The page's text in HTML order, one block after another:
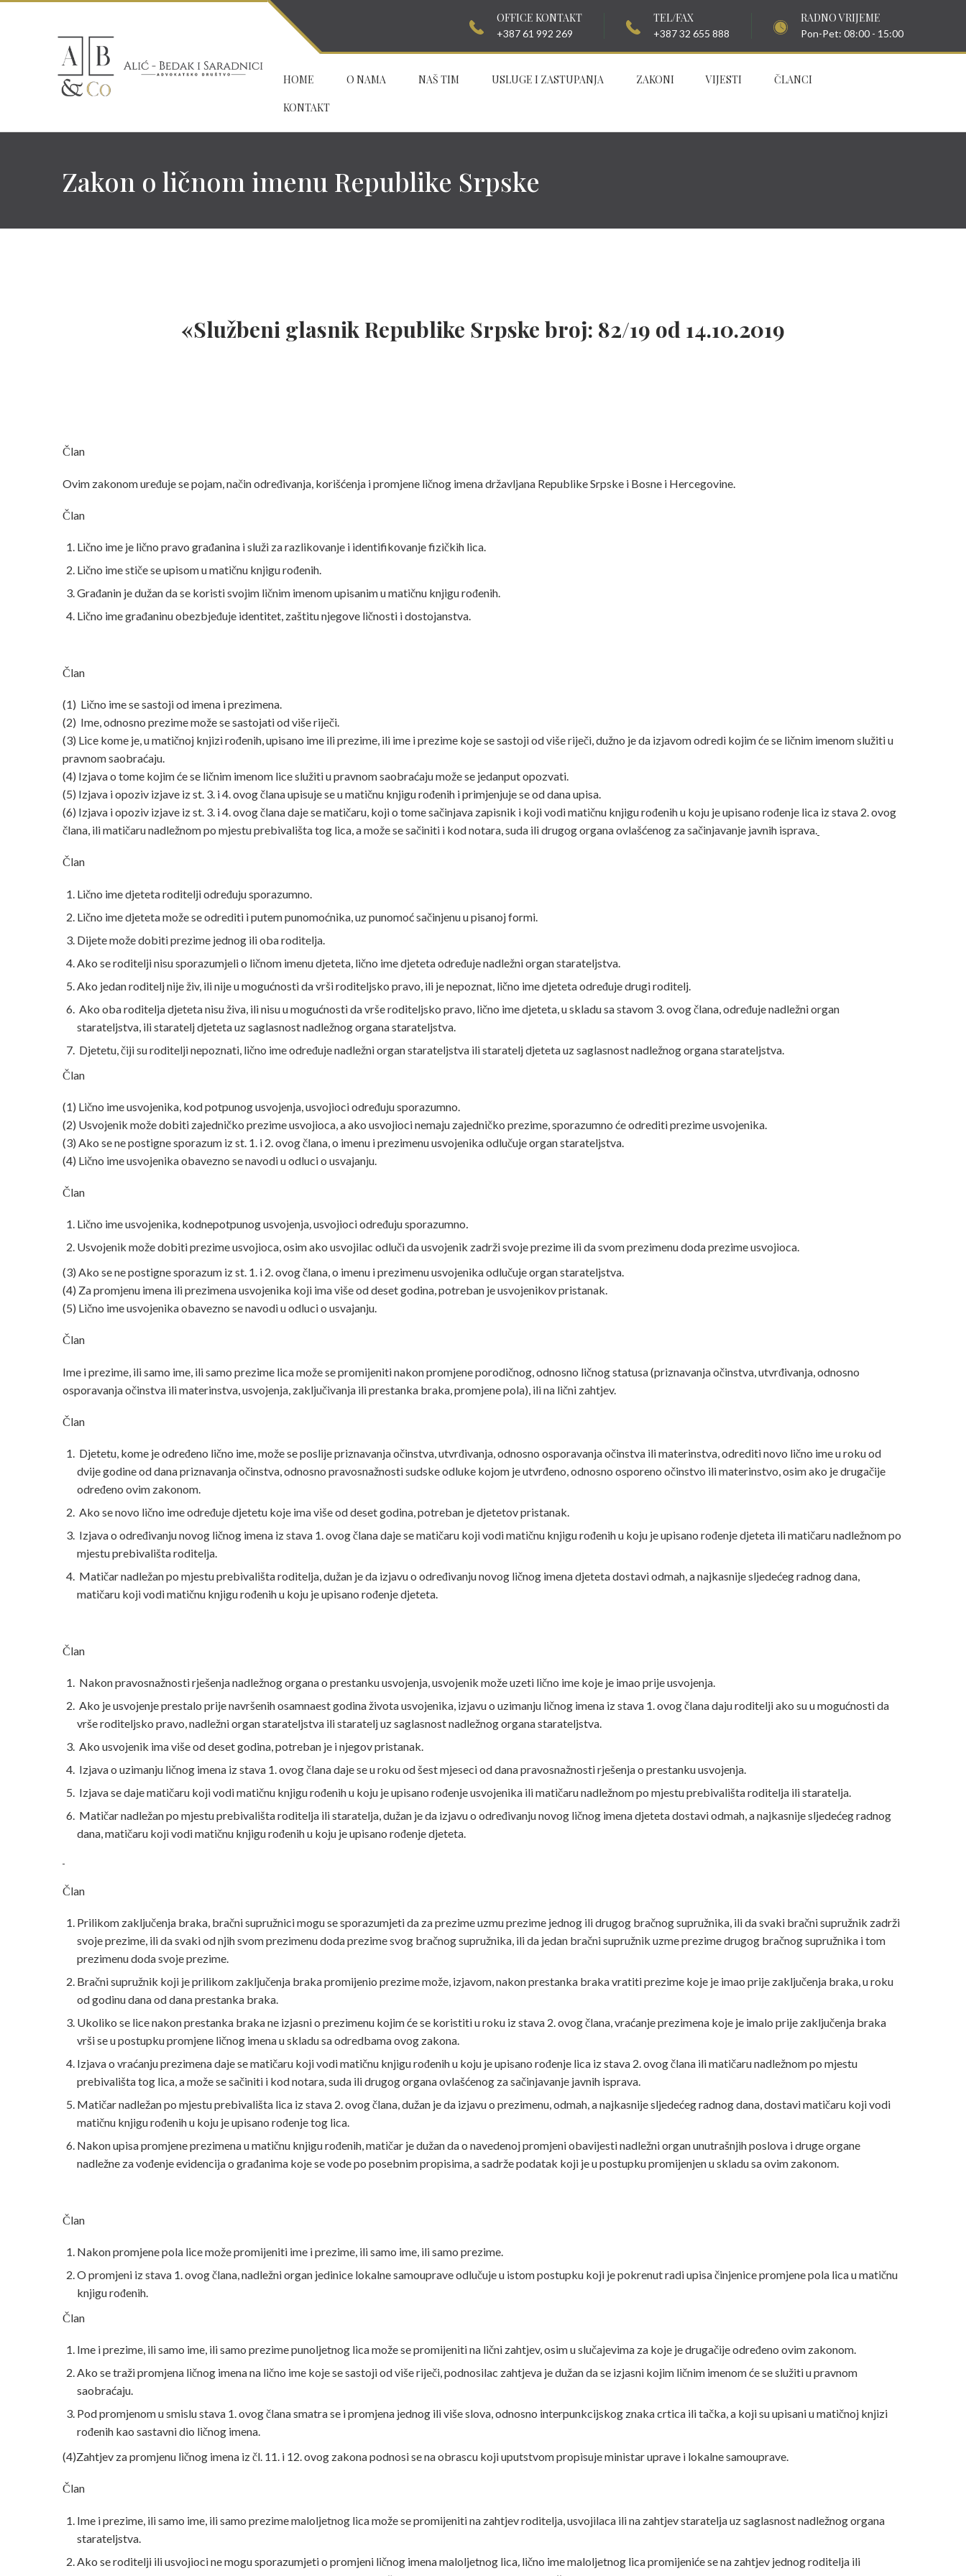
OFFICE KONTAKT
+387 61 992 269
TEL/FAX
+387 32 655 888
RADNO VRIJEME
Pon-Pet: 08:00 - 15:00
HOME O NAMA NAŠ TIM USLUGE I ZASTUPANJA ZAKONI VIJESTI ČLANCI
KONTAKT
Zakon o ličnom imenu Republike Srpske
«Službeni glasnik Republike Srpske broj: 82/19 od 14.10.2019
Član
Ovim zakonom uređuje se pojam, način određivanja, korišćenja i promjene ličnog imena državljana Republike Srpske i Bosne i Hercegovine.
Član
Lično ime je lično pravo građanina i služi za razlikovanje i identifikovanje fizičkih lica.
Lično ime stiče se upisom u matičnu knjigu rođenih.
Građanin je dužan da se koristi svojim ličnim imenom upisanim u matičnu knjigu rođenih.
Lično ime građaninu obezbjeđuje identitet, zaštitu njegove ličnosti i dostojanstva.
Član
(1) Lično ime se sastoji od imena i prezimena.
(2) Ime, odnosno prezime može se sastojati od više riječi.
(3) Lice kome je, u matičnoj knjizi rođenih, upisano ime ili prezime, ili ime i prezime koje se sastoji od više riječi, dužno je da izjavom odredi kojim će se ličnim imenom služiti u
pravnom saobraćaju.
(4) Izjava o tome kojim će se ličnim imenom lice služiti u pravnom saobraćaju može se jedanput opozvati.
(5) Izjava i opoziv izjave iz st. 3. i 4. ovog člana upisuje se u matičnu knjigu rođenih i primjenjuje se od dana upisa.
(6) Izjava i opoziv izjave iz st. 3. i 4. ovog člana daje se matičaru, koji o tome sačinjava zapisnik i koji vodi matičnu knjigu rođenih u koju je upisano rođenje lica iz stava 2. ovog
člana, ili matičaru nadležnom po mjestu prebivališta tog lica, a može se sačiniti i kod notara, suda ili drugog organa ovlašćenog za sačinjavanje javnih isprava.
Član
Lično ime djeteta roditelji određuju sporazumno.
Lično ime djeteta može se odrediti i putem punomoćnika, uz punomoć sačinjenu u pisanoj formi.
Dijete može dobiti prezime jednog ili oba roditelja.
Ako se roditelji nisu sporazumjeli o ličnom imenu djeteta, lično ime djeteta određuje nadležni organ starateljstva.
Ako jedan roditelj nije živ, ili nije u mogućnosti da vrši roditeljsko pravo, ili je nepoznat, lično ime djeteta određuje drugi roditelj.
Ako oba roditelja djeteta nisu živa, ili nisu u mogućnosti da vrše roditeljsko pravo, lično ime djeteta, u skladu sa stavom 3. ovog člana, određuje nadležni organ
starateljstva, ili staratelj djeteta uz saglasnost nadležnog organa starateljstva.
Djetetu, čiji su roditelji nepoznati, lično ime određuje nadležni organ starateljstva ili staratelj djeteta uz saglasnost nadležnog organa starateljstva.
Član
(1) Lično ime usvojenika, kod potpunog usvojenja, usvojioci određuju sporazumno.
(2) Usvojenik može dobiti zajedničko prezime usvojioca, a ako usvojioci nemaju zajedničko prezime, sporazumno će odrediti prezime usvojenika.
(3) Ako se ne postigne sporazum iz st. 1. i 2. ovog člana, o imenu i prezimenu usvojenika odlučuje organ starateljstva.
(4) Lično ime usvojenika obavezno se navodi u odluci o usvajanju.
Član
Lično ime usvojenika, kodnepotpunog usvojenja,usvojioci određuju sporazumno.
Usvojenik može dobiti prezime usvojioca, osim ako usvojilac odluči da usvojenik zadrži svoje prezime ili da svom prezimenu doda prezime usvojioca.
(3) Ako se ne postigne sporazum iz st. 1. i 2. ovog člana, o imenu i prezimenu usvojenika odlučuje organ starateljstva.
(4) Za promjenu imena ili prezimena usvojenika koji ima više od deset godina, potreban je usvojenikov pristanak.
(5) Lično ime usvojenika obavezno se navodi u odluci o usvajanju.
Član
Ime i prezime, ili samo ime, ili samo prezime lica može se promijeniti nakon promjene porodičnog, odnosno ličnog statusa (priznavanja očinstva, utvrđivanja, odnosno
osporavanja očinstva ili materinstva, usvojenja, zaključivanja ili prestanka braka, promjene pola), ili na lični zahtjev.
Član
Djetetu, kome je određeno lično ime, može se poslije priznavanja očinstva, utvrđivanja, odnosno osporavanja očinstva ili materinstva, odrediti novo lično ime u roku od
dvije godine od dana priznavanja očinstva, odnosno pravosnažnosti sudske odluke kojom je utvrđeno, odnosno osporeno očinstvo ili materinstvo, osim ako je drugačije
određeno ovim zakonom.
Ako se novo lično ime određuje djetetu koje ima više od deset godina, potreban je djetetov pristanak.
Izjava o određivanju novog ličnog imena iz stava 1. ovog člana daje se matičaru koji vodi matičnu knjigu rođenih u koju je upisano rođenje djeteta ili matičaru nadležnom po
mjestu prebivališta roditelja.
Matičar nadležan po mjestu prebivališta roditelja, dužan je da izjavu o određivanju novog ličnog imena djeteta dostavi odmah, a najkasnije sljedećeg radnog dana,
matičaru koji vodi matičnu knjigu rođenih u koju je upisano rođenje djeteta.
Član
Nakon pravosnažnosti rješenja nadležnog organa o prestanku usvojenja, usvojenik može uzeti lično ime koje je imao prije usvojenja.
Ako je usvojenje prestalo prije navršenih osamnaest godina života usvojenika, izjavu o uzimanju ličnog imena iz stava 1. ovog člana daju roditelji ako su u mogućnosti da
vrše roditeljsko pravo, nadležni organ starateljstva ili staratelj uz saglasnost nadležnog organa starateljstva.
Ako usvojenik ima više od deset godina, potreban je i njegov pristanak.
Izjava o uzimanju ličnog imena iz stava 1. ovog člana daje se u roku od šest mjeseci od dana pravosnažnosti rješenja o prestanku usvojenja.
Izjava se daje matičaru koji vodi matičnu knjigu rođenih u koju je upisano rođenje usvojenika ili matičaru nadležnom po mjestu prebivališta roditelja ili staratelja.
Matičar nadležan po mjestu prebivališta roditelja ili staratelja, dužan je da izjavu o određivanju novog ličnog imena djeteta dostavi odmah, a najkasnije sljedećeg radnog
dana, matičaru koji vodi matičnu knjigu rođenih u koju je upisano rođenje djeteta.
Član
Prilikom zaključenja braka, bračni supružnici mogu se sporazumjeti da za prezime uzmu prezime jednog ili drugog bračnog supružnika, ili da svaki bračni supružnik zadrži
svoje prezime, ili da svaki od njih svom prezimenu doda prezime svog bračnog supružnika, ili da jedan bračni supružnik uzme prezime drugog bračnog supružnika i tom
prezimenu doda svoje prezime.
Bračni supružnik koji je prilikom zaključenja braka promijenio prezime može, izjavom, nakon prestanka braka vratiti prezime koje je imao prije zaključenja braka, u roku
od godinu dana od dana prestanka braka.
Ukoliko se lice nakon prestanka braka ne izjasni o prezimenu kojim će se koristiti u roku iz stava 2. ovog člana, vraćanje prezimena koje je imalo prije zaključenja braka
vrši se u postupku promjene ličnog imena u skladu sa odredbama ovog zakona.
Izjava o vraćanju prezimena daje se matičaru koji vodi matičnu knjigu rođenih u koju je upisano rođenje lica iz stava 2. ovog člana ili matičaru nadležnom po mjestu
prebivališta tog lica, a može se sačiniti i kod notara, suda ili drugog organa ovlašćenog za sačinjavanje javnih isprava.
Matičar nadležan po mjestu prebivališta lica iz stava 2. ovog člana, dužan je da izjavu o prezimenu, odmah, a najkasnije sljedećeg radnog dana, dostavi matičaru koji vodi
matičnu knjigu rođenih u koju je upisano rođenje tog lica.
Nakon upisa promjene prezimena u matičnu knjigu rođenih, matičar je dužan da o navedenoj promjeni obavijesti nadležni organ unutrašnjih poslova i druge organe
nadležne za vođenje evidencija o građanima koje se vode po posebnim propisima, a sadrže podatak koji je u postupku promijenjen u skladu sa ovim zakonom.
Član
Nakon promjene pola lice može promijeniti ime i prezime, ili samo ime, ili samo prezime.
O promjeni iz stava 1. ovog člana, nadležni organ jedinice lokalne samouprave odlučuje u istom postupku koji je pokrenut radi upisa činjenice promjene pola lica u matičnu
knjigu rođenih.
Član
Ime i prezime, ili samo ime, ili samo prezime punoljetnog lica može se promijeniti na lični zahtjev, osim u slučajevima za koje je drugačije određeno ovim zakonom.
Ako se traži promjena ličnog imena na lično ime koje se sastoji od više riječi, podnosilac zahtjeva je dužan da se izjasni kojim ličnim imenom će se služiti u pravnom
saobraćaju.
Pod promjenom u smislu stava 1. ovog člana smatra se i promjena jednog ili više slova, odnosno interpunkcijskog znaka crtica ili tačka, a koji su upisani u matičnoj knjizi
rođenih kao sastavni dio ličnog imena.
(4)Zahtjev za promjenu ličnog imena iz čl. 11. i 12. ovog zakona podnosi se na obrascu koji uputstvom propisuje ministar uprave i lokalne samouprave.
Član
Ime i prezime, ili samo ime, ili samo prezime maloljetnog lica može se promijeniti na zahtjev roditelja, usvojilaca ili na zahtjev staratelja uz saglasnost nadležnog organa
starateljstva.
Ako se roditelji ili usvojioci ne mogu sporazumjeti o promjeni ličnog imena maloljetnog lica lično ime maloljetnog lica promijeniće se na zahtjev jednog roditelja ili